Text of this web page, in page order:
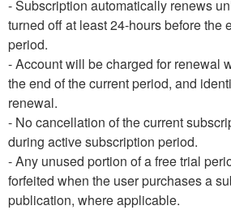
- Subscription automatically renews
turned off at least 24-hours before the
period.
- Account will be charged for renewal
the end of the current period, and
renewal.
- No cancellation of the current
during active subscription period.
- Any unused portion of a free trial
forfeited when the user purchases a
publication, where applicable.